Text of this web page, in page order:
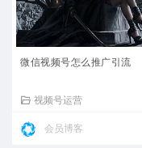
微信视频号怎么推广引流
视频号运营
会员博客